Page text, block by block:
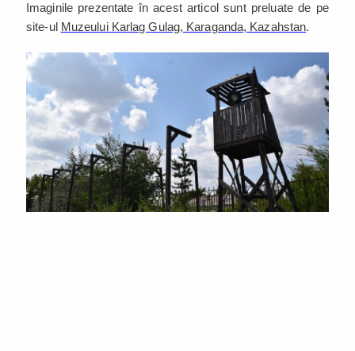
Imaginile prezentate în acest articol sunt preluate de pe
site-ul Muzeului Karlag Gulag, Karaganda, Kazahstan.